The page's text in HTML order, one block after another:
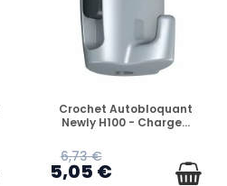
EN STOCK
Crochet Autobloquant
Newly H100 - Charge...
6,73 €
5,05 €